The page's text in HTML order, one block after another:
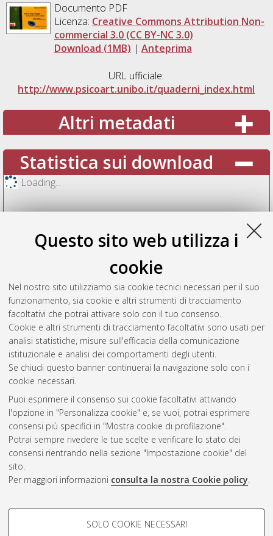
Questo sito web utilizza i
cookie
Nel nostro sito utilizziamo sia cookie tecnici necessari per il suo
funzionamento, sia cookie e altri strumenti di tracciamento
facoltativi che potrai attivare solo con il tuo consenso.
Cookie e altri strumenti di tracciamento facoltativi sono usati per
analisi statistiche, misure sull'efficacia della comunicazione
istituzionale e analisi dei comportamenti degli utenti.
Se chiudi questo banner continuerai la navigazione solo con i
cookie necessari.
Puoi esprimere il consenso sui cookie facoltativi attivando
l'opzione in "Personalizza cookie" e, se vuoi, potrai esprimere
consensi più specifici in "Mostra cookie di profilazione".
Potrai sempre rivedere le tue scelte e verificare lo stato dei
consensi rientrando nella sezione "Impostazione cookie" del
sito.
Per maggiori informazioni consulta la nostra Cookie policy.
COOKIE DI PROFILAZIONE -
SOLO COOKIE NECESSARI
Documento PDF
Licenza: Creative Commons Attribution Non-
commercial 3.0 (CC BY-NC 3.0)
Download (1MB) | Anteprima
URL ufficiale:
http://www.psicoart.unibo.it/quaderni_index.html
Altri metadati
Statistica sui download
Loading...
Vedi altre statistiche
Gestione del documento:
Atom
Rss
2.0
AMS Acta
ISSN: 2038-7954
re3data.org -
doi.org/10.17616/R3P19R
Servizio implementato e
Impostazioni Cookie